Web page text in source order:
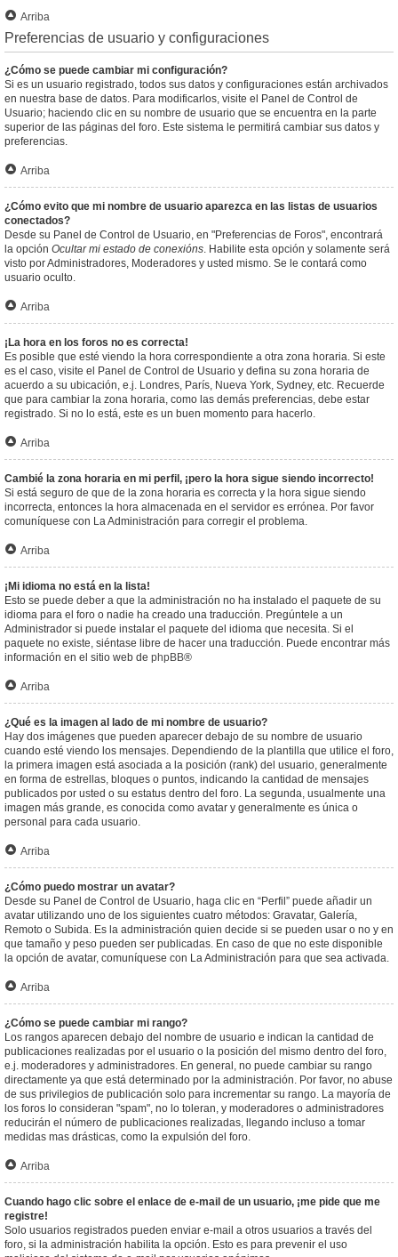
Arriba
Preferencias de usuario y configuraciones
¿Cómo se puede cambiar mi configuración?
Si es un usuario registrado, todos sus datos y configuraciones están archivados
en nuestra base de datos. Para modificarlos, visite el Panel de Control de
Usuario; haciendo clic en su nombre de usuario que se encuentra en la parte
superior de las páginas del foro. Este sistema le permitirá cambiar sus datos y
preferencias.
Arriba
¿Cómo evito que mi nombre de usuario aparezca en las listas de usuarios
conectados?
Desde su Panel de Control de Usuario, en "Preferencias de Foros", encontrará
la opción Ocultar mi estado de conexións. Habilite esta opción y solamente será
visto por Administradores, Moderadores y usted mismo. Se le contará como
usuario oculto.
Arriba
¡La hora en los foros no es correcta!
Es posible que esté viendo la hora correspondiente a otra zona horaria. Si este
es el caso, visite el Panel de Control de Usuario y defina su zona horaria de
acuerdo a su ubicación, e.j. Londres, París, Nueva York, Sydney, etc. Recuerde
que para cambiar la zona horaria, como las demás preferencias, debe estar
registrado. Si no lo está, este es un buen momento para hacerlo.
Arriba
Cambié la zona horaria en mi perfil, ¡pero la hora sigue siendo incorrecto!
Si está seguro de que de la zona horaria es correcta y la hora sigue siendo
incorrecta, entonces la hora almacenada en el servidor es errónea. Por favor
comuníquese con La Administración para corregir el problema.
Arriba
¡Mi idioma no está en la lista!
Esto se puede deber a que la administración no ha instalado el paquete de su
idioma para el foro o nadie ha creado una traducción. Pregúntele a un
Administrador si puede instalar el paquete del idioma que necesita. Si el
paquete no existe, siéntase libre de hacer una traducción. Puede encontrar más
información en el sitio web de phpBB®
Arriba
¿Qué es la imagen al lado de mi nombre de usuario?
Hay dos imágenes que pueden aparecer debajo de su nombre de usuario
cuando esté viendo los mensajes. Dependiendo de la plantilla que utilice el foro,
la primera imagen está asociada a la posición (rank) del usuario, generalmente
en forma de estrellas, bloques o puntos, indicando la cantidad de mensajes
publicados por usted o su estatus dentro del foro. La segunda, usualmente una
imagen más grande, es conocida como avatar y generalmente es única o
personal para cada usuario.
Arriba
¿Cómo puedo mostrar un avatar?
Desde su Panel de Control de Usuario, haga clic en “Perfil” puede añadir un
avatar utilizando uno de los siguientes cuatro métodos: Gravatar, Galería,
Remoto o Subida. Es la administración quien decide si se pueden usar o no y en
que tamaño y peso pueden ser publicadas. En caso de que no este disponible
la opción de avatar, comuníquese con La Administración para que sea activada.
Arriba
¿Cómo se puede cambiar mi rango?
Los rangos aparecen debajo del nombre de usuario e indican la cantidad de
publicaciones realizadas por el usuario o la posición del mismo dentro del foro,
e.j. moderadores y administradores. En general, no puede cambiar su rango
directamente ya que está determinado por la administración. Por favor, no abuse
de sus privilegios de publicación solo para incrementar su rango. La mayoría de
los foros lo consideran "spam", no lo toleran, y moderadores o administradores
reducirán el número de publicaciones realizadas, llegando incluso a tomar
medidas mas drásticas, como la expulsión del foro.
Arriba
Cuando hago clic sobre el enlace de e-mail de un usuario, ¡me pide que me
registre!
Solo usuarios registrados pueden enviar e-mail a otros usuarios a través del
foro, si la administración habilita la opción. Esto es para prevenir el uso